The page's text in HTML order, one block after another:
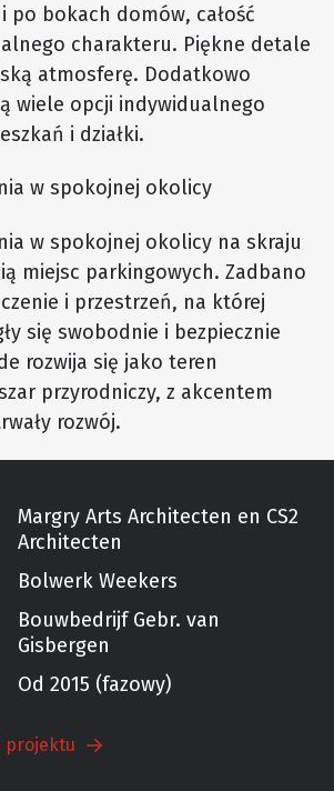
po bokach domów, całość
charakteru. Piękne detale
atmosferę. Dodatkowo
wiele opcji indywidualnego
i działki.
w spokojnej okolicy
w spokojnej okolicy na skraju
miejsc parkingowych. Zadbano
i przestrzeń, na której
się swobodnie i bezpiecznie
rozwija się jako teren
przyrodniczy, z akcentem
rozwój.
Margry Arts Architecten en CS2
Architecten
Bolwerk Weekers
Bouwbedrijf Gebr. van
Gisbergen
Od 2015 (fazowy)
projektu